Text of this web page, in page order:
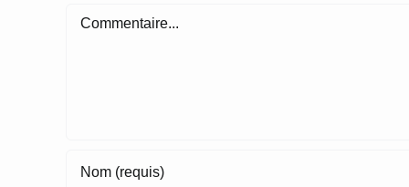
Commentaire